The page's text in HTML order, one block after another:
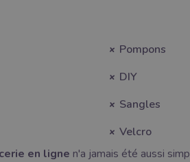
Pompons
DIY
Sangles
Velcro
en ligne n'a jamais été aussi